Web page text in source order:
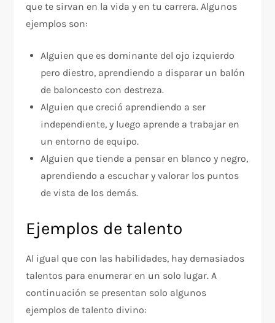
que te sirvan en la vida y en tu carrera. Algunos
ejemplos son:
Alguien que es dominante del ojo izquierdo
pero diestro, aprendiendo a disparar un balón
de baloncesto con destreza.
Alguien que creció aprendiendo a ser
independiente, y luego aprende a trabajar en
un entorno de equipo.
Alguien que tiende a pensar en blanco y negro,
aprendiendo a escuchar y valorar los puntos
de vista de los demás.
Ejemplos de talento
Al igual que con las habilidades, hay demasiados
talentos para enumerar en un solo lugar. A
continuación se presentan solo algunos
ejemplos de talento divino: